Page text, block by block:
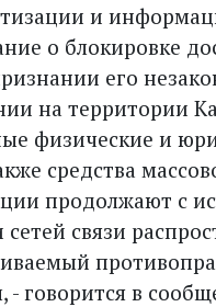
и
о блокировке
его
на территории
физические и
средства
продолжают с
сетей связи
- говорится в